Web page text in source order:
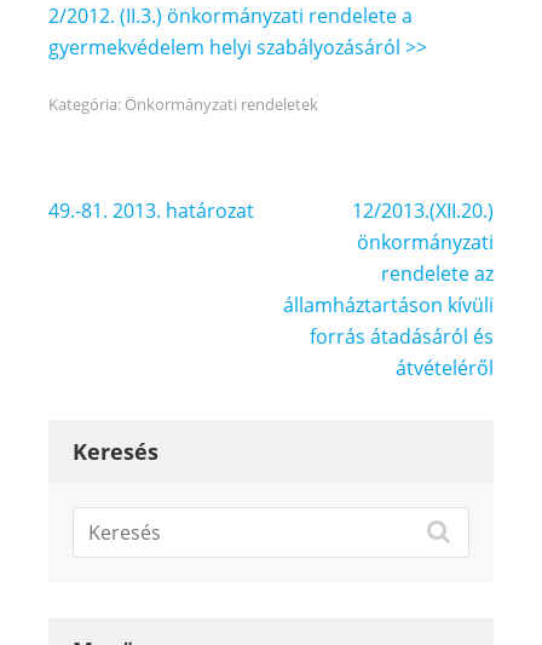
2/2012. (II.3.) önkormányzati rendelete a
gyermekvédelem helyi szabályozásáról >>
Kategória: Önkormányzati rendeletek
Bejegyzés
49.-81. 2013. határozat
12/2013.(XII.20.)
önkormányzati
rendelete az
államháztartáson kívüli
forrás átadásáról és
átvételéről
Keresés